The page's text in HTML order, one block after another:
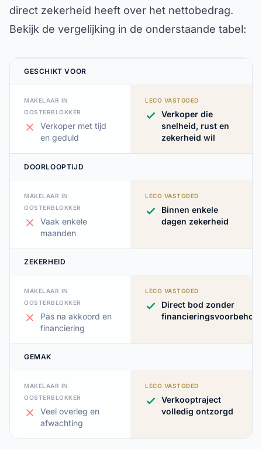
direct zekerheid heeft over het nettobedrag.
Bekijk de vergelijking in de onderstaande tabel:
GESCHIKT VOOR
MAKELAAR IN
OOSTERBLOKKER
Verkoper met tijd
en geduld
LECO VASTGOED
Verkoper die
snelheid, rust en
zekerheid wil
DOORLOOPTIJD
MAKELAAR IN
OOSTERBLOKKER
Vaak enkele
maanden
LECO VASTGOED
Binnen enkele
dagen zekerheid
ZEKERHEID
MAKELAAR IN
OOSTERBLOKKER
Pas na akkoord en
financiering
LECO VASTGOED
Direct bod zonder
GEMAK
MAKELAAR IN
OOSTERBLOKKER
Veel overleg en
afwachting
LECO VASTGOED
Verkooptraject
volledig ontzorgd